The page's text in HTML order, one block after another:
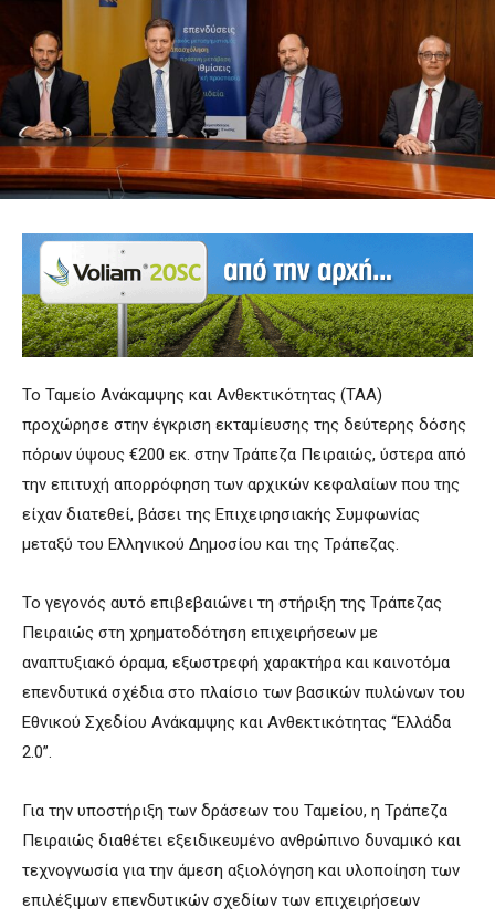
Το Ταμείο Ανάκαμψης και Ανθεκτικότητας (ΤΑΑ)
προχώρησε στην έγκριση εκταμίευσης της δεύτερης δόσης
πόρων ύψους €200 εκ. στην Τράπεζα Πειραιώς, ύστερα από
την επιτυχή απορρόφηση των αρχικών κεφαλαίων που της
είχαν διατεθεί, βάσει της Επιχειρησιακής Συμφωνίας
μεταξύ του Ελληνικού Δημοσίου και της Τράπεζας.
Το γεγονός αυτό επιβεβαιώνει τη στήριξη της Τράπεζας
Πειραιώς στη χρηματοδότηση επιχειρήσεων με
αναπτυξιακό όραμα, εξωστρεφή χαρακτήρα και καινοτόμα
επενδυτικά σχέδια στο πλαίσιο των βασικών πυλώνων του
Εθνικού Σχεδίου Ανάκαμψης και Ανθεκτικότητας “Ελλάδα
2.0”.
Για την υποστήριξη των δράσεων του Ταμείου, η Τράπεζα
Πειραιώς διαθέτει εξειδικευμένο ανθρώπινο δυναμικό και
τεχνογνωσία για την άμεση αξιολόγηση και υλοποίηση των
επιλέξιμων επενδυτικών σχεδίων των επιχειρήσεων